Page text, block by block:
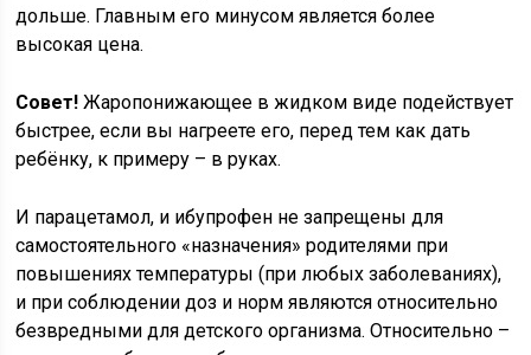
дольше. Главным его минусом является более
высокая цена.
Совет! Жаропонижающее в жидком виде подействует
быстрее, если вы нагреете его, перед тем как дать
ребёнку, к примеру – в руках.
И парацетамол, и ибупрофен не запрещены для
самостоятельного «назначения» родителями при
повышениях температуры (при любых заболеваниях),
и при соблюдении доз и норм являются относительно
безвредными для детского организма. Относительно –